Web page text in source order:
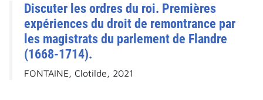
Discuter les ordres du roi. Premières
expériences du droit de remontrance par
les magistrats du parlement de Flandre
(1668-1714).
FONTAINE, Clotilde, 2021